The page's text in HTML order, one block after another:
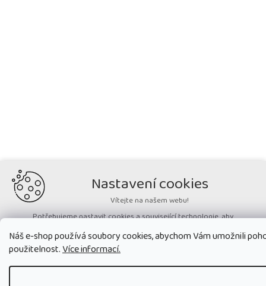
Náš e-shop používá soubory cookies, abychom Vám umožnili
použitelnost.Více informací.
Nastavení cookies
Vítejte na našem webu!
Potřebujeme nastavit cookies a související technologie, aby
přesně to, co potřebujete. Soubory cookies používané na našem webu
nikdy neslouží ke zjišťování totožnosti uživatelů stránek